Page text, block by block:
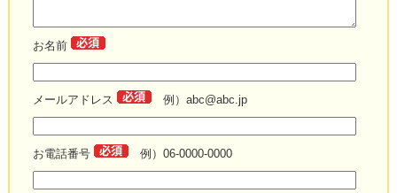
お名前
メールアドレス 例）abc@abc.jp
お電話番号 例）06-0000-0000